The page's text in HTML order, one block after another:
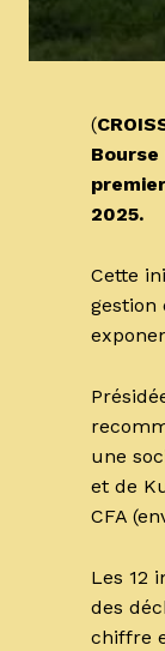
(
2025.
Cette
gestion
une
et de
CFA
Les 12
des
chiffre